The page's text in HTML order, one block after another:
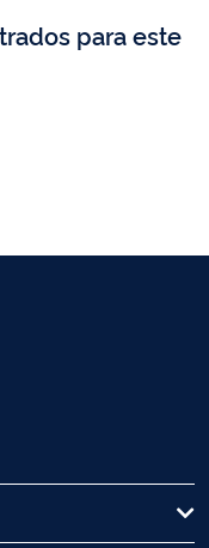
para este